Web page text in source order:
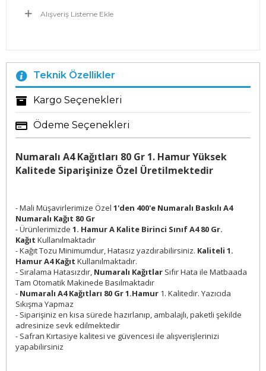
Alışveriş Listeme Ekle
Teknik Özellikler
Kargo Seçenekleri
Ödeme Seçenekleri
Numaralı A4 Kağıtları 80 Gr 1. Hamur Yüksek
Kalitede Siparişinize Özel Üretilmektedir
- Mali Müşavirlerimize Özel 1'den 400'e Numaralı Baskılı A4
Numaralı Kağıt 80 Gr
- Ürünlerimizde 1. Hamur A Kalite Birinci Sınıf A4 80 Gr.
Kağıt Kullanılmaktadır
- Kağıt Tozu Minimumdur, Hatasız yazdırabilirsiniz. Kaliteli 1.
Hamur A4 Kağıt Kullanılmaktadır.
- Sıralama Hatasızdır, Numaralı Kağıtlar Sıfır Hata ile Matbaada
Tam Otomatik Makinede Basılmaktadır
- Numaralı A4 Kağıtları 80 Gr 1.Hamur 1. Kalitedir. Yazıcıda
Sıkışma Yapmaz
- Siparişiniz en kısa sürede hazırlanıp, ambalajlı, paketli şekilde
adresinize sevk edilmektedir
- Safran Kırtasiye kalitesi ve güvencesi ile alışverişlerinizi
yapabilirsiniz